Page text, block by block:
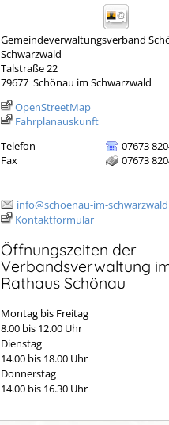
Gemeindeverwaltungsverband
Schwarzwald
Talstraße 22
79677 Schönau im Schwarzwald
OpenStreetMap
Fahrplanauskunft
Telefon
07673
Fax
07673
info@schoenau-im-
Kontaktformular
Öffnungszeiten der
Verbandsverwaltung
Rathaus Schönau
Montag bis Freitag
8.00 bis 12.00 Uhr
Dienstag
14.00 bis 18.00 Uhr
Donnerstag
14.00 bis 16.30 Uhr